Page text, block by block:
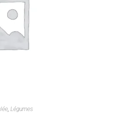
, Légumes